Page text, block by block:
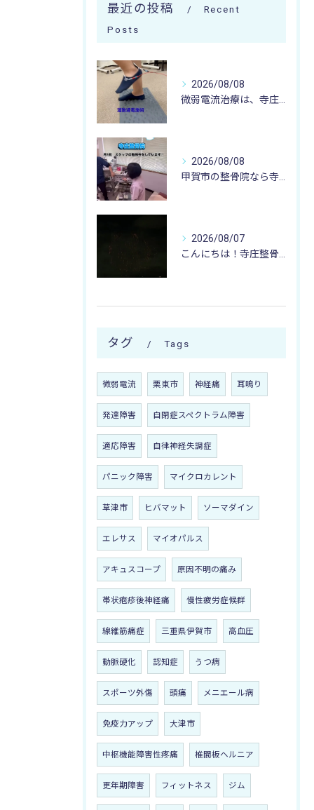
最近の投稿
Recent
Posts
2026/08/08
2026/08/08
2026/08/07
タグ Tags
微弱電流 栗東市 神経痛 耳鳴り
発達障害 自閉症スペクトラム障害
適応障害 自律神経失調症
パニック障害 マイクロカレント
草津市 ヒバマット ソーマダイン
エレサス マイオパルス
アキュスコープ 原因不明の痛み
帯状疱疹後神経痛 慢性疲労症候群
線維筋痛症 三重県伊賀市 高血圧
動脈硬化 認知症 うつ病
スポーツ外傷 頭痛 メニエール病
免疫力アップ 大津市
中枢機能障害性疼痛 椎間板ヘルニア
更年期障害 フィットネス ジム